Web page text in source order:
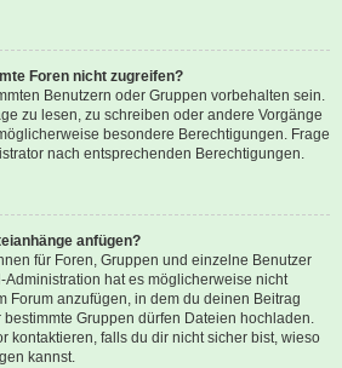
Foren nicht zugreifen?
Benutzern oder Gruppen vorbehalten sein.
zu lesen, zu schreiben oder andere Vorgänge
besondere Berechtigungen. Frage
nach entsprechenden Berechtigungen.
anfügen?
für Foren, Gruppen und einzelne Benutzer
hat es möglicherweise nicht
Forum anzufügen, in dem du deinen Beitrag
Gruppen dürfen Dateien hochladen.
kontaktieren, falls du dir nicht sicher bist, wieso
kannst.